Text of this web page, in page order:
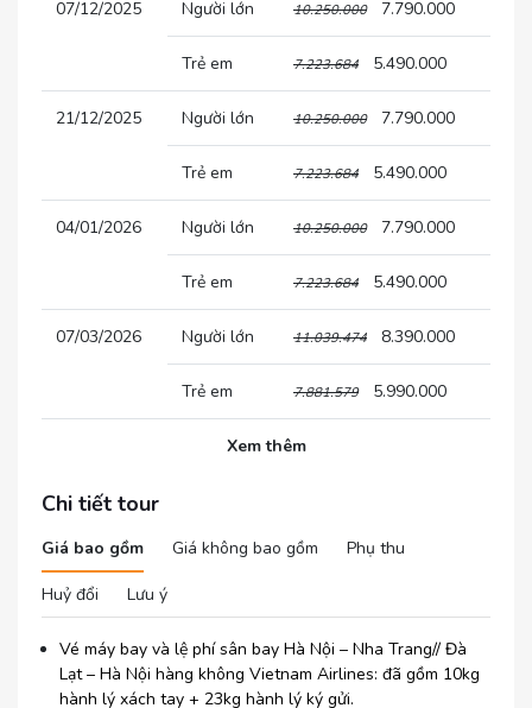
07/12/2025 Người lớn 10.250.000 7.790.000
Trẻ em 7.223.684 5.490.000
21/12/2025 Người lớn 10.250.000 7.790.000
Trẻ em 7.223.684 5.490.000
04/01/2026 Người lớn 10.250.000 7.790.000
Trẻ em 7.223.684 5.490.000
07/03/2026 Người lớn 11.039.474 8.390.000
Trẻ em 7.881.579 5.990.000
Xem thêm
Chi tiết tour
Giá bao gồm Giá không bao gồm Phụ thu
Huỷ đổi Lưu ý
Vé máy bay và lệ phí sân bay Hà Nội – Nha Trang// Đà
Lạt – Hà Nội hàng không Vietnam Airlines: đã gồm 10kg
hành lý xách tay + 23kg hành lý ký gửi.